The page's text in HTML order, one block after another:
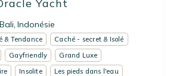
Yacht
Bali Indonésie
& Tendance
Caché - secret & Isolé
Gayfriendly
Grand Luxe
Insolite
Les pieds dans l'eau